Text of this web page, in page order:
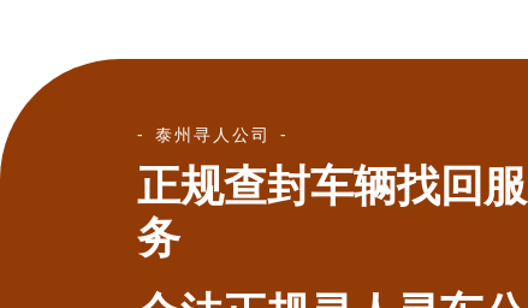
泰州寻人公司
正规查封车辆找回服
务